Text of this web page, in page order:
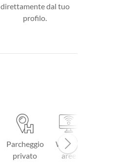
direttamente dal tuo
profilo.
Parcheggio
privato
Wi-Fi in
aree